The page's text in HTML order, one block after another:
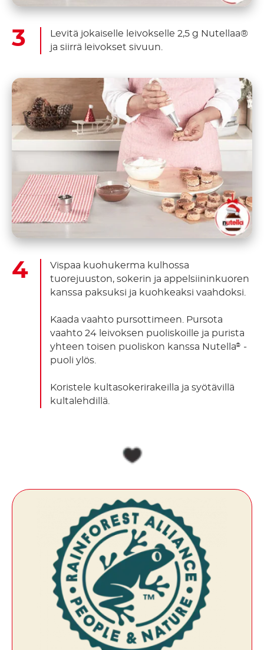
Levitä jokaiselle leivokselle 2,5 g Nutellaa®
ja siirrä leivokset sivuun.
Vispaa kuohukerma kulhossa
tuorejuuston, sokerin ja appelsiininkuoren
kanssa paksuksi ja kuohkeaksi vaahdoksi.
Kaada vaahto pursottimeen. Pursota
vaahto 24 leivoksen puoliskoille ja purista
yhteen toisen puoliskon kanssa Nutella® -
puoli ylös.
Koristele kultasokerirakeilla ja syötävillä
kultalehdillä.